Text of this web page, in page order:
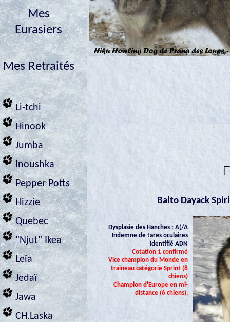
Mes
Eurasiers
Mes Retraités
Li-tchi
Hinook
Jumba
Inoushka
Pepper Potts
Hizzie
Quebec
"Njut" Ikea
Leïa
Jedaï
Jawa
CH.Laska
Balto Dayack
Dysplasie des Hanches : A(/A
Indemne de tares oculaires
Identifié ADN
Cotation 1 confirmé
Vice champion du Monde en
traineau catégorie Sprint (8
chiens)
Champion d'Europe en mi-
distance (6 chiens).